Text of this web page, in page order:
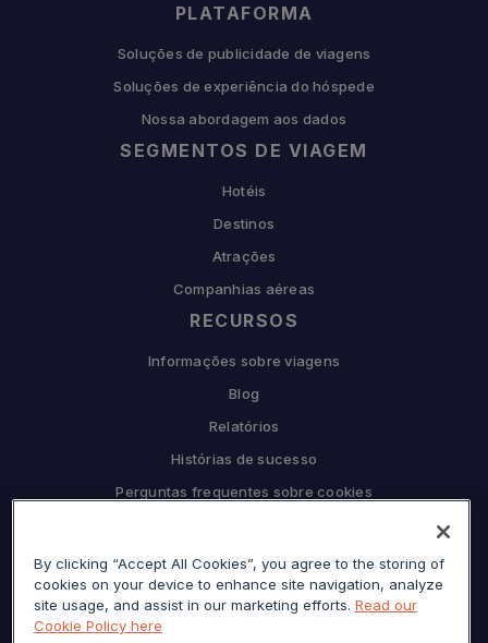
PLATAFORMA
Soluções de publicidade de viagens
Soluções de experiência do hóspede
Nossa abordagem aos dados
SEGMENTOS DE VIAGEM
Hotéis
Destinos
Atrações
Companhias aéreas
RECURSOS
Informações sobre viagens
Blog
Relatórios
Histórias de sucesso
Perguntas frequentes sobre cookies
Por que Sojern
By clicking “Accept All Cookies”, you agree to the storing of
cookies on your device to enhance site navigation, analyze
site usage, and assist in our marketing efforts. Read our
Cookie Policy here